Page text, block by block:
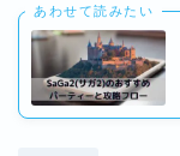
あわせて読みたい